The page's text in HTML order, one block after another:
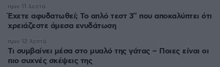
Έχετε αφυδατωθεί; Το απλό τεστ 3″ που αποκαλύπτει ότι
χρειάζεστε άμεσα ενυδάτωση
πριν 11 λεπτά
Τι συμβαίνει μέσα στο μυαλό της γάτας – Ποιες είναι οι
πιο συχνές σκέψεις της
πριν 12 λεπτά